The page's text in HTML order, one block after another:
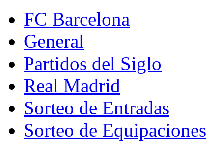
FC Barcelona
General
Partidos del Siglo
Real Madrid
Sorteo de Entradas
Sorteo de Equipaciones